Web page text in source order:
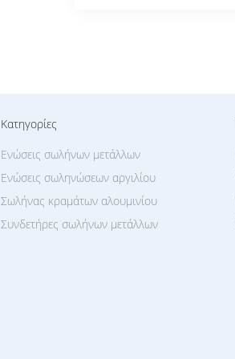
Κατηγορίες
Συνδετήρες σωλήνων μετάλλων
Ενώσεις σωλήνων μετάλλων
Ενώσεις σωληνώσεων αργιλίου
Σωλήνας κραμάτων αλουμινίου